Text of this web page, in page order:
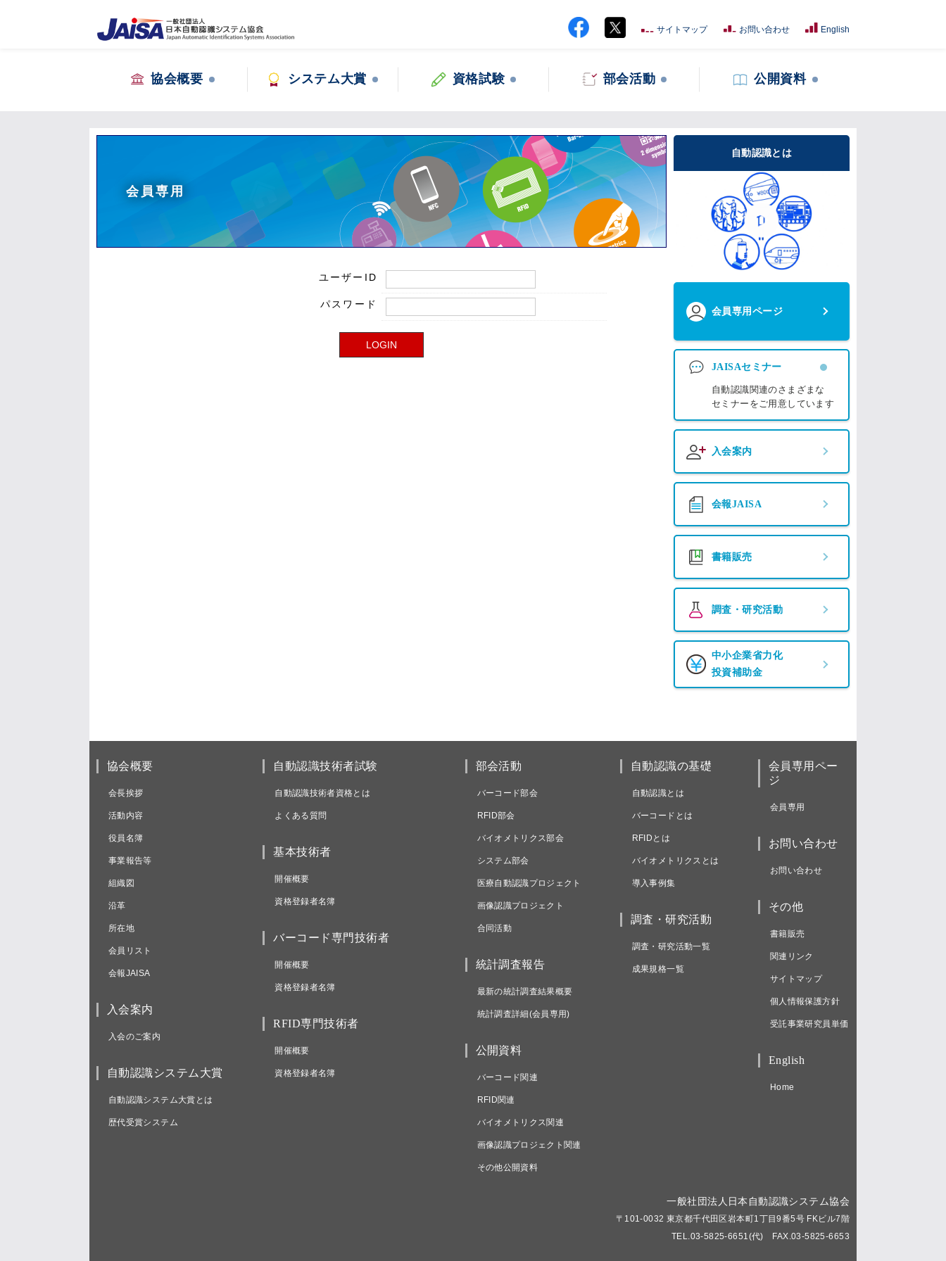
サイトマップ お問い合わせ English
協会概要 システム大賞 資格試験 部会活動 公開資料
会員専用
ユーザーID
パスワード
自動認識とは
会員専用ページ
JAISAセミナー
自動認識関連のさまざまな
セミナーをご用意しています
入会案内
会報JAISA
書籍販売
調査・研究活動
中小企業省力化
投資補助金
協会概要
会長挨拶
活動内容
役員名簿
事業報告等
組織図
沿革
所在地
会員リスト
会報JAISA
入会案内
入会のご案内
自動認識システム大賞
自動認識システム大賞とは
歴代受賞システム
自動認識技術者試験
自動認識技術者資格とは
よくある質問
基本技術者
開催概要
資格登録者名簿
バーコード専門技術者
開催概要
資格登録者名簿
RFID専門技術者
開催概要
資格登録者名簿
部会活動
バーコード部会
RFID部会
バイオメトリクス部会
システム部会
医療自動認識プロジェクト
画像認識プロジェクト
合同活動
統計調査報告
最新の統計調査結果概要
統計調査詳細(会員専用)
公開資料
バーコード関連
RFID関連
バイオメトリクス関連
画像認識プロジェクト関連
その他公開資料
自動認識の基礎
自動認識とは
バーコードとは
RFIDとは
バイオメトリクスとは
導入事例集
調査・研究活動
調査・研究活動一覧
成果規格一覧
会員専用ペー
ジ
会員専用
お問い合わせ
お問い合わせ
その他
書籍販売
関連リンク
サイトマップ
個人情報保護方針
受託事業研究員単価
English
Home
一般社団法人日本自動認識システム協会
〒101-0032 東京都千代田区岩本町1丁目9番5号 FKビル7階
TEL.03-5825-6651(代) FAX.03-5825-6653